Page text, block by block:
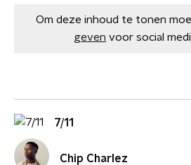
Om deze inhoud te tonen
geven voor social
7/11
Chip Charlez